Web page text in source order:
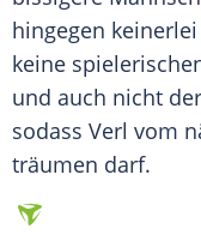
hingegen
keine
und auch nicht
sodass Verl vom
träumen darf.